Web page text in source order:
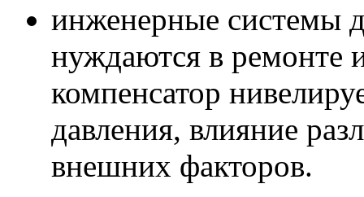
инженерные системы
нуждаются в ремонте
компенсатор
давления, влияние
внешних факторов.